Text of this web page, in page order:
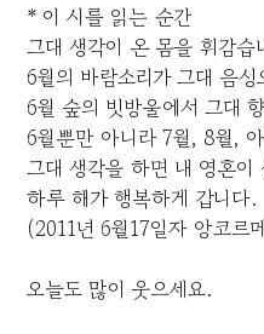
* 이 시를 읽는 순간
그대 생각이 온 몸을 휘감습
6월의 바람소리가 그대 음성
6월 숲의 빗방울에서 그대
6월뿐만 아니라 7월, 8월,
그대 생각을 하면 내 영혼이
하루 해가 행복하게 갑니다.
(2011년 6월17일자 앙코르
오늘도 많이 웃으세요.